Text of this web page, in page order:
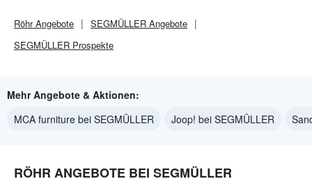
RöhrAngebote SEGMÜLLER Angebote
SEGMÜLLER Prospekte
Mehr Angebote & Aktionen:
MCA furniture bei SEGMÜLLER
Joop! bei SEGMÜLLER
RÖHR ANGEBOTE BEI SEGMÜLLER